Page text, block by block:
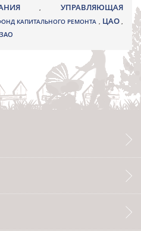
,УПРАВЛЯЮЩАЯ
КАПИТАЛЬНОГО РЕМОНТА , ЦАО,